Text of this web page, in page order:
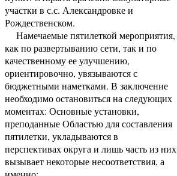
участки в с.с. Александровке и
Рождественском.
Намечаемые пятилеткой мероприятия,
как по развертыванию сети, так и по
качественному ее улучшению,
ориентировочно, увязываются с
бюджетными наметками. В заключение
необходимо остановиться на следующих
моментах: Основные установки,
преподанные Областью для составления
пятилетки, уклады­ваются в
перспективах округа и лишь часть из них
вызывает некоторые несоответствия, а